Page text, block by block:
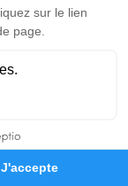
Côte